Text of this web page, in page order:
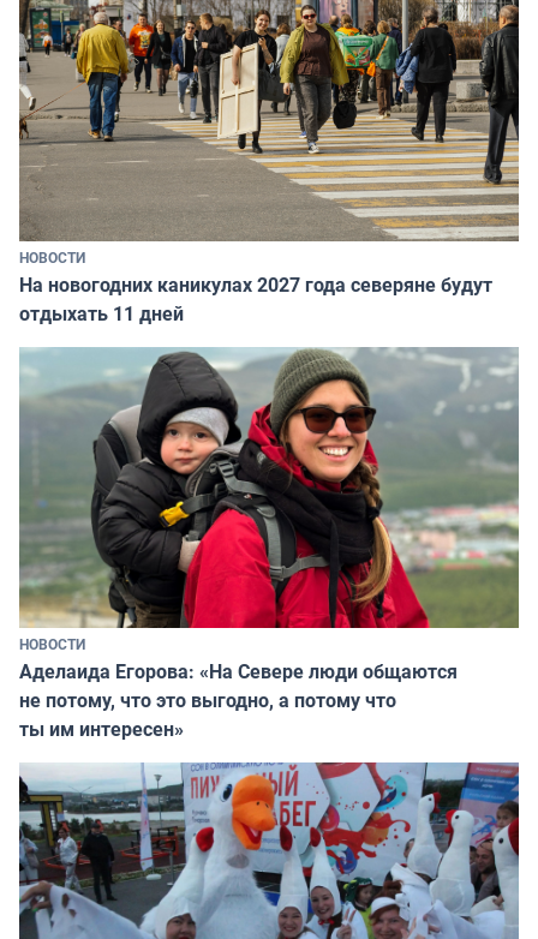
НОВОСТИ
На новогодних каникулах 2027 года северяне будут
отдыхать 11 дней
НОВОСТИ
Аделаида Егорова: «На Севере люди общаются
не потому, что это выгодно, а потому что
ты им интересен»